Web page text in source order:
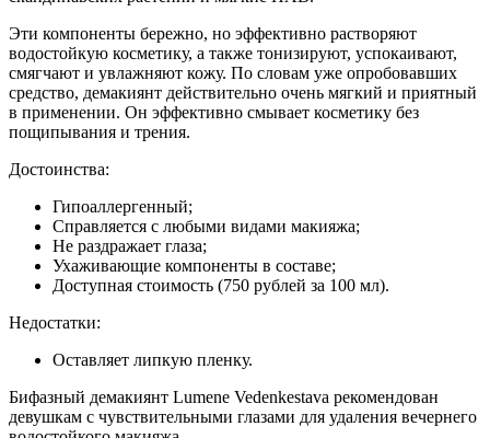
Эти компоненты бережно, но эффективно растворяют
водостойкую косметику, а также тонизируют, успокаивают,
смягчают и увлажняют кожу. По словам уже опробовавших
средство, демакиянт действительно очень мягкий и приятный
в применении. Он эффективно смывает косметику без
пощипывания и трения.
Достоинства:
Гипоаллергенный;
Справляется с любыми видами макияжа;
Не раздражает глаза;
Ухаживающие компоненты в составе;
Доступная стоимость (750 рублей за 100 мл).
Недостатки:
Оставляет липкую пленку.
Бифазный демакиянт Lumene Vedenkestava рекомендован
девушкам с чувствительными глазами для удаления вечернего